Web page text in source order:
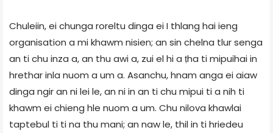
Chuleiin, ei chunga roreltu dinga ei I thlang hai ieng
organisation a mi khawm nisien; an sin chelna tlur senga
an ti chu inza a, an thu awi a, zui el hi a ṭha ti mipuihai in
hrethar inla nuom a um a. Asanchu, hnam anga ei aiaw
dinga ngir an ni lei le, an ni in an ti chu mipui ti a nih ti
khawm ei chieng hle nuom a um. Chu nilova khawlai
taptebul ti ti na thu mani; an naw le, thil in ti hriedeu